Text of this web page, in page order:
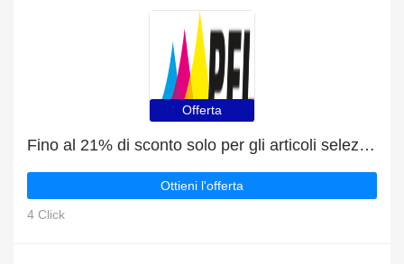
Offerta
Fino al 21% di sconto solo per gli articoli selezionati
Ottieni l'offerta
4 Click